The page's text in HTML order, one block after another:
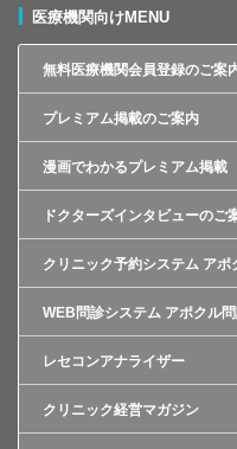
医療機関向けMENU
無料医療機関会員登録のご案
プレミアム掲載のご案内
漫画でわかるプレミアム掲載
ドクターズインタビューのご
クリニック予約システム アポ
WEB問診システム アポクル
レセコンアナライザー
クリニック経営マガジン